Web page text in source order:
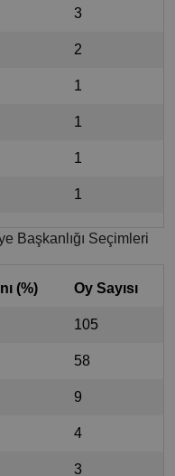
3
2
1
1
1
1
Başkanlığı Seçimleri
(%) Oy Sayısı
105
58
9
4
3